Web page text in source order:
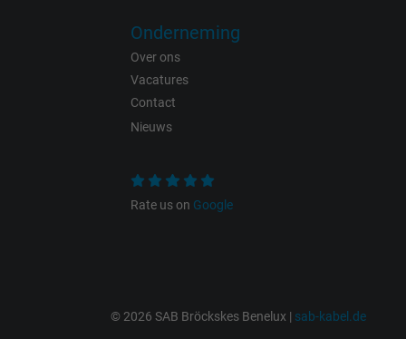
Expire
Onderneming
Over ons
Vacatures
Contact
Nieuws
Rate us on Google
© 2026 SAB Bröckskes Benelux | sab-kabel.de